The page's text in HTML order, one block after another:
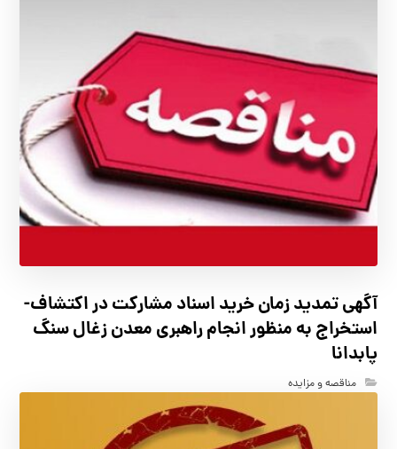
آگهي تمدید زمان خرید اسناد مشارکت در اکتشاف-
استخراج به منظور انجام راهبری معدن زغال سنگ
پابدانا
مناقصه و مزایده